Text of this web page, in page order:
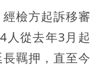
檢方起訴移審
人從去年3月起
羈押，直至今